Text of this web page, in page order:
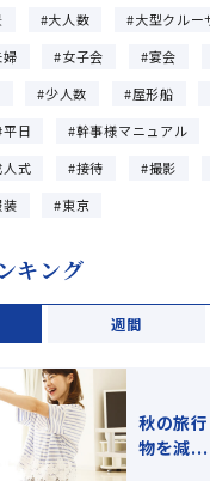
大人数 大型クルー
婦 女子会 宴会
少人数 屋形船
平日 幹事様マニュアル
人式 接待 撮影
装 東京
キング
週間
秋の旅
物を減...